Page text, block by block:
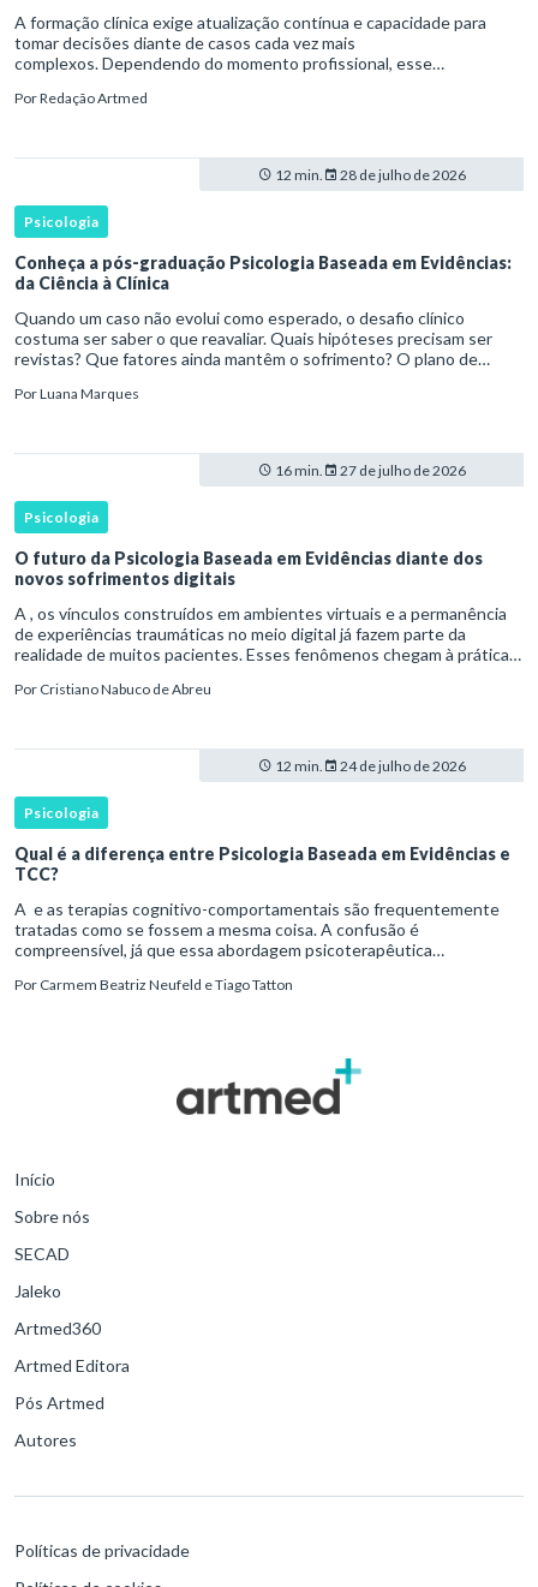
A formação clínica exige atualização contínua e capacidade para
tomar decisões diante de casos cada vez mais
complexos. Dependendo do momento profissional, esse
aprofundamento em ou a especializaçã
PorRedação Artmed
12 min. 28 de julho de 2026
Psicologia
Conheça a pós-graduação Psicologia Baseada em Evidências:
da Ciência à Clínica
Quando um caso não evolui como esperado, o desafio clínico
costuma ser saber o que reavaliar. Quais hipóteses precisam ser
revistas? Que fatores ainda mantêm o sofrimento? O plano de
necessidades d
PorLuana Marques
16 min. 27 de julho de 2026
Psicologia
O futuro da Psicologia Baseada em Evidências diante dos
novos sofrimentos digitais
A , os vínculos construídos em ambientes virtuais e a permanência
de experiências traumáticas no meio digital já fazem parte da
realidade de muitos pacientes. Esses fenômenos chegam à prática
Por Cristiano Nabuco de Abreu
12 min. 24 de julho de 2026
Psicologia
Qual é a diferença entre Psicologia Baseada em Evidências e
TCC?
A e as terapias cognitivo-comportamentais são frequentemente
tratadas como se fossem a mesma coisa. A confusão é
compreensível, já que essa abordagem psicoterapêutica
experimentais, protocolos
Por Carmem Beatriz Neufeld e Tiago Tatton
Início
Sobre nós
SECAD
Jaleko
Artmed360
Artmed Editora
Pós Artmed
Autores
Políticas de privacidade